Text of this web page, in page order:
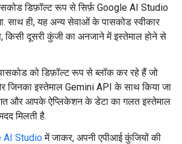
डिफ़ॉल्ट रूप से सिर्फ़ Google AI Studio
साथ ही, यह अन्य सेवाओं के पासकोड स्वीकार
किसी दूसरी कुंजी का अनजाने में इस्तेमाल होने से
को डिफ़ॉल्ट रूप से ब्लॉक कर रहे हैं जो
जिनका इस्तेमाल Gemini API के साथ किया जा
और आपके ऐप्लिकेशन के डेटा का गलत इस्तेमाल
मिलती है.
AI Studioमें जाकर, अपनी एपीआई कुंजियों की